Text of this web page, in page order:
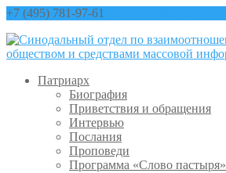
+7 (495) 781-97-61
Патриарх
Биография
Приветствия и обращения
Интервью
Послания
Проповеди
Программа «Слово пастыря»